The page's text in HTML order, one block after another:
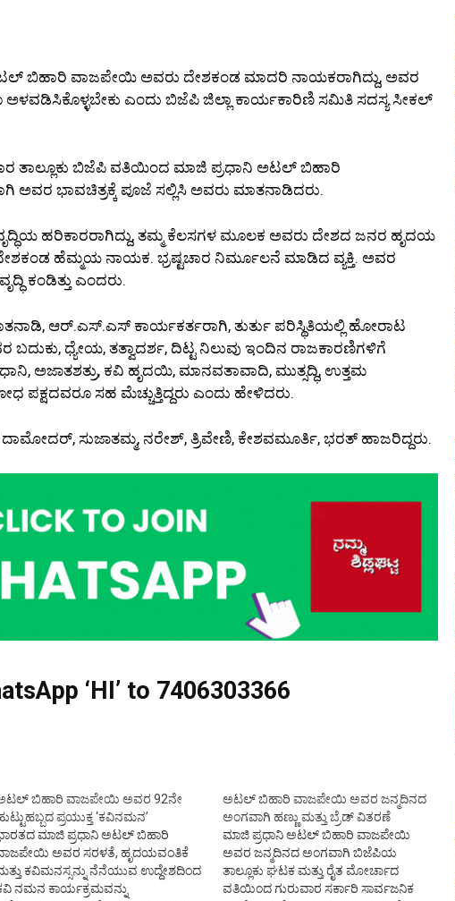
ಬಿಹಾರಿ ವಾಜಪೇಯಿ ಅವರು ದೇಶಕಂಡ ಮಾದರಿ ನಾಯಕರಾಗಿದ್ದು, ಅವರ
ಅಳವಡಿಸಿಕೊಳ್ಳಬೇಕು ಎಂದು ಬಿಜೆಪಿ ಜಿಲ್ಲಾ ಕಾರ್ಯಕಾರಿಣಿ ಸಮಿತಿ ಸದಸ್ಯ ಸೀಕಲ್
ತಾಲ್ಲೂಕು ಬಿಜೆಪಿ ವತಿಯಿಂದ ಮಾಜಿ ಪ್ರಧಾನಿ ಅಟಲ್ ಬಿಹಾರಿ
ಭಾವಚಿತ್ರಕ್ಕೆ ಪೂಜೆ ಸಲ್ಲಿಸಿ ಅವರು ಮಾತನಾಡಿದರು.
ಹರಿಕಾರರಾಗಿದ್ದು, ತಮ್ಮ ಕೆಲಸಗಳ ಮೂಲಕ ಅವರು ದೇಶದ ಜನರ ಹೃದಯ
ದೇಶಕಂಡ ಹೆಮ್ಮಯ ನಾಯಕ. ಭ್ರಷ್ಟಚಾರ ನಿರ್ಮೂಲನೆ ಮಾಡಿದ ವ್ಯಕ್ತಿ. ಅವರ
ಕಂಡಿತ್ತು ಎಂದರು.
ಆರ್‌.ಎಸ್‌.ಎಸ್ ಕಾರ್ಯಕರ್ತರಾಗಿ, ತುರ್ತು ಪರಿಸ್ಥಿತಿಯಲ್ಲಿ ಹೋರಾಟ
ಧ್ಯೇಯ, ತತ್ವಾದರ್ಶ, ದಿಟ್ಟ ನಿಲುವು ಇಂದಿನ ರಾಜಕಾರಣಿಗಳಿಗೆ
ಅಜಾತಶತ್ರು, ಕವಿ ಹೃದಯಿ, ಮಾನವತಾವಾದಿ, ಮುತ್ಸದ್ಧಿ, ಉತ್ತಮ
ಪಕ್ಷದವರೂ ಸಹ ಮೆಚ್ಚುತ್ತಿದ್ದರು ಎಂದು ಹೇಳಿದರು.
ಸುಜಾತಮ್ಮ, ನರೇಶ್, ತ್ರಿವೇಣಿ, ಕೇಶವಮೂರ್ತಿ, ಭರತ್ ಹಾಜರಿದ್ದರು.
‘HI’ to 7406303366
ಬಿಹಾರಿ ವಾಜಪೇಯಿ ಅವರ 92ನೇ
ಪ್ರಯುಕ್ತ ‘ಕವಿನಮನ’
ಮಾಜಿ ಪ್ರಧಾನಿ ಅಟಲ್ ಬಿಹಾರಿ
ಅವರ ಸರಳತೆ, ಹೃದಯವಂತಿಕೆ
ಕವಿಮನಸ್ಸನ್ನು ನೆನೆಯುವ ಉದ್ದೇಶದಿಂದ
ನಮನ ಕಾರ್ಯಕ್ರಮವನ್ನು
ಅಟಲ್ ಬಿಹಾರಿ ವಾಜಪೇಯಿ ಅವರ ಜನ್ಮದಿನದ
ಅಂಗವಾಗಿ ಹಣ್ಣು ಮತ್ತು ಬ್ರೆಡ್ ವಿತರಣೆ
ಮಾಜಿ ಪ್ರಧಾನಿ ಅಟಲ್ ಬಿಹಾರಿ ವಾಜಪೇಯಿ
ಅವರ ಜನ್ಮದಿನದ ಅಂಗವಾಗಿ ಬಿಜೆಪಿಯ
ತಾಲ್ಲೂಕು ಘಟಕ ಮತ್ತು ರೈತ ಮೋರ್ಚಾದ
ವತಿಯಿಂದ ಗುರುವಾರ ಸರ್ಕಾರಿ ಸಾರ್ವಜನಿಕ